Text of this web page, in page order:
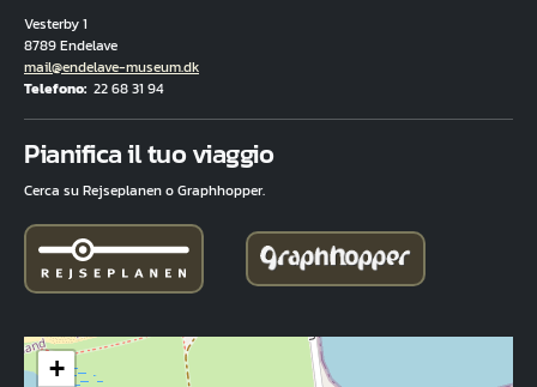
Vesterby 1
8789 Endelave
E-mail
mail@endelave-museum.dk
Telefono 22 68 31 94
Pianifica il tuo viaggio
Cerca su Rejseplanen o Graphhopper.
+